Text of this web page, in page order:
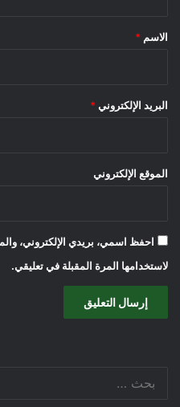
*
الاسم *
البريد الإلكتروني *
الموقع الإلكتروني
احفظ اسمي، بريدي الإلكتروني،
لاستخدامها المرة المقبلة في تعليقي.